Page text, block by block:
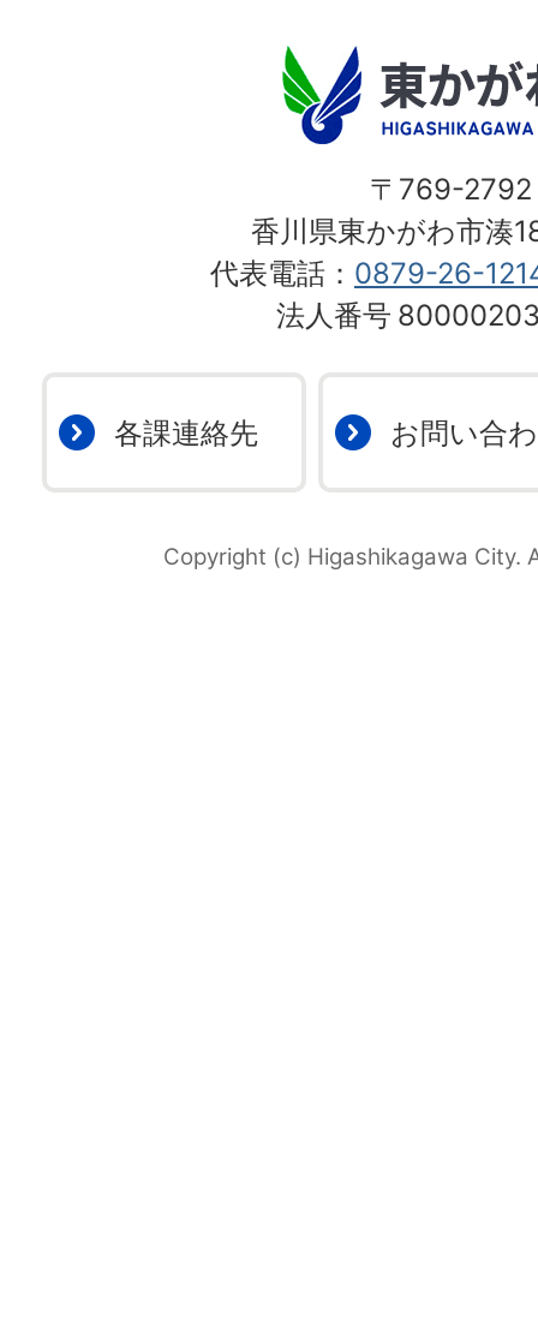
〒769-2792
香川県東かがわ市湊
代表電話： 0879-26-
法人番号
各課連絡先 お問い合
Copyright (c) Higashikagawa City.